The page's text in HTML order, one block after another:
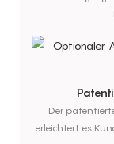
Der
erleichtert es